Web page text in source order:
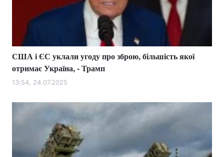
США і ЄС уклали угоду про зброю, більшість якої
отримає Україна, - Трамп
13:54, 24.07.2025